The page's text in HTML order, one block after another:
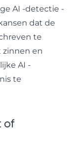
AI -detectie -
dat de
te
zinnen en
AI -
te
of